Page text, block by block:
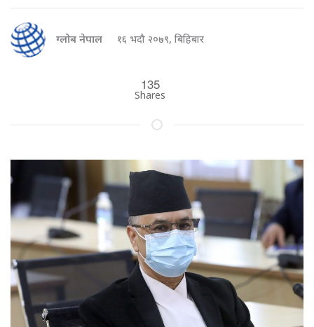
ग्लोब नेपाल १६ भदौ २०७९, बिहिबार
135
Shares